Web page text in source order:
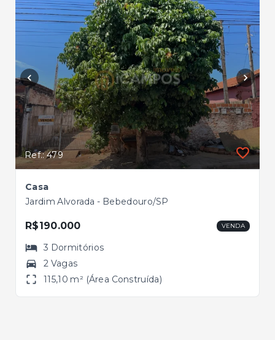
Ref.: 479
Casa
Jardim Alvorada - Bebedouro/SP
R$190.000 VENDA
3 Dormitórios
2 Vagas
115,10 m² (Área Construída)